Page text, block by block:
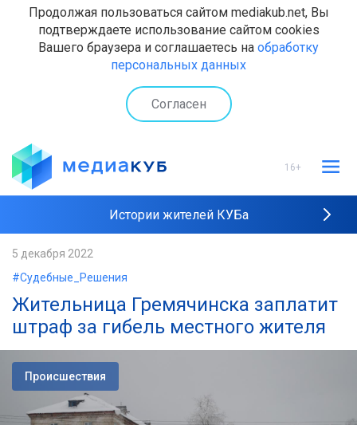
Продолжая пользоваться сайтом mediakub.net, Вы
подтверждаете использование сайтом cookies
Вашего браузера и соглашаетесь на обработку
персональных данных
Согласен
16+
Истории жителей КУБа
5 декабря 2022
#Судебные_Решения
Жительница Гремячинска заплатит
штраф за гибель местного жителя
Происшествия